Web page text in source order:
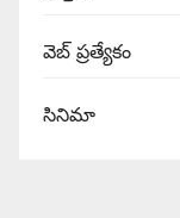
వెబ్ ప్రత్యేకం
సినిమా